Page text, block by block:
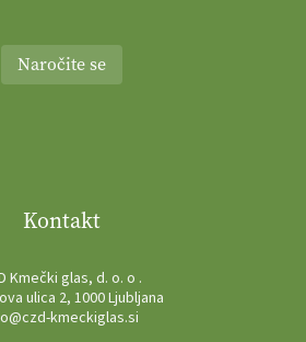
Naročite se
Kontakt
Kmečki glas, d. o. o .
ulica 2, 1000 Ljubljana
kmeckiglas.si